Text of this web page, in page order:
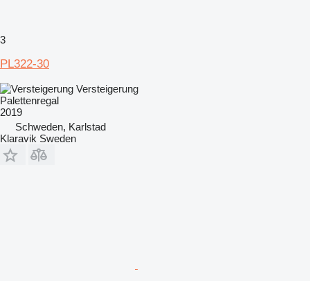
3
PL322-30
Versteigerung
Palettenregal
2019
Schweden, Karlstad
Klaravik Sweden